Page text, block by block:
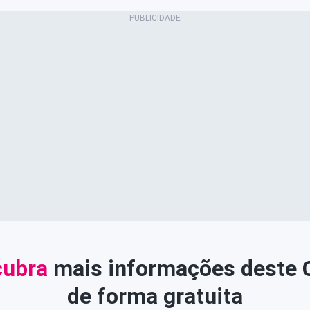
mais informações deste
de forma gratuita